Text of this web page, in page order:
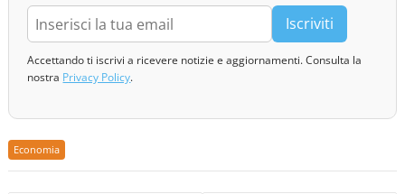
Iscriviti
Accettando ti iscrivi a ricevere notizie e aggiornamenti. Consulta la
nostra Privacy Policy.
Economia